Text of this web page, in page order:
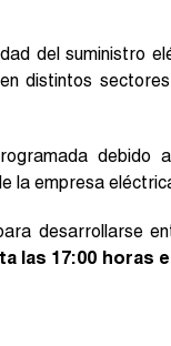
del suministro
distintos
la empresa
desarrollarse
las 17:00 horas